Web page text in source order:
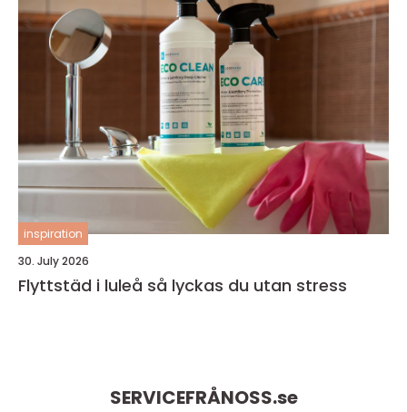
inspiration
30. July 2026
Flyttstäd i luleå så lyckas du utan stress
SERVICEFRÅNOSS.se